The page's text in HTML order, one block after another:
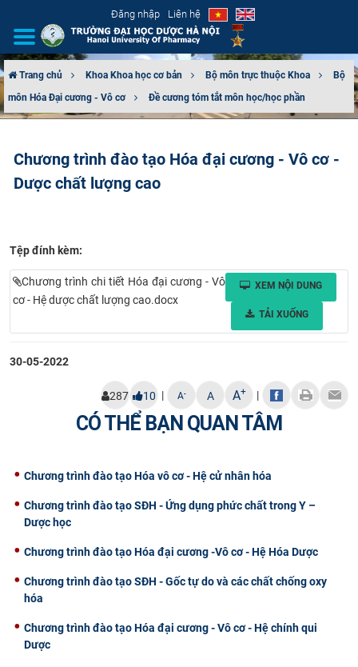
Đăng nhập Liên hệ
GIỚI THIỆU
TUYỂN SINH
ĐẢM BẢO CHẤT LƯỢNG
KHOA HỌC CÔNG NGHỆ
Trang chủ Khoa Khoa học cơ bản Bộ môn trực thuộc Khoa
Bộ
môn Hóa Đại cương - Vô cơ
Đề cương tóm tắt môn học/học phần
Chương trình đào tạo Hóa đại cương - Vô cơ -
Dược chất lượng cao
Tệp đính kèm:
Chương trình chi tiết Hóa đại cương - Vô
cơ - Hệ dược chất lượng cao.docx
XEM NỘI DUNG
TẢI XUỐNG
30-05-2022
287 10 | A- A A+ |
CÓ THỂ BẠN QUAN TÂM
Chương trình đào tạo Hóa vô cơ - Hệ cử nhân hóa
Chương trình đào tạo SĐH - Ứng dụng phức chất trong Y –
Dược học
Chương trình đào tạo Hóa đại cương -Vô cơ - Hệ Hóa Dược
Chương trình đào tạo SĐH - Gốc tự do và các chất chống oxy
hóa
Chương trình đào tạo Hóa đại cương - Vô cơ - Hệ chính qui
Dược